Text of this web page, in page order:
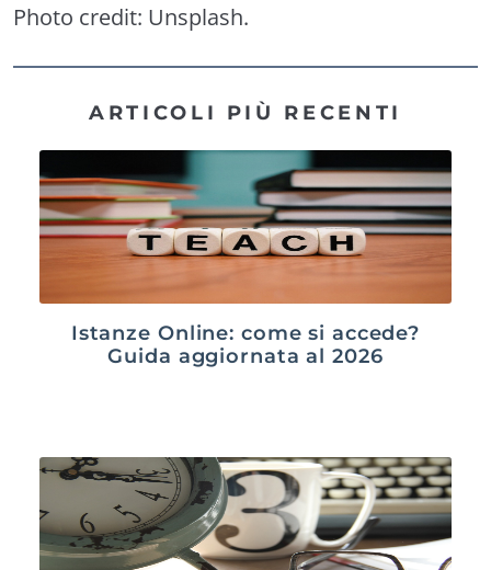
Photo credit: Unsplash.
ARTICOLI PIÙ RECENTI
Istanze Online: come si accede?
Guida aggiornata al 2026